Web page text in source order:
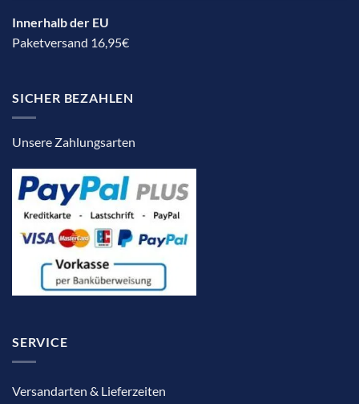
Innerhalb der EU
Paketversand 16,95€
SICHER BEZAHLEN
Unsere Zahlungsarten
SERVICE
Versandarten & Lieferzeiten